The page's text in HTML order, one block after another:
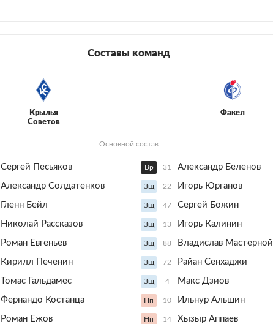
Составы команд
Крылья
Советов
Факел
Основной состав
Сергей Песьяков
Александр Солдатенков
Гленн Бейл
Николай Рассказов
Роман Евгеньев
Кирилл Печенин
Томас Гальдамес
Фернандо Костанца
Роман Ежов
Вр 31 Александр Беленов
Зщ 22 Игорь Юрганов
Зщ 47 Сергей Божин
Зщ 13 Игорь Калинин
Зщ 88 Владислав Мастерной
Зщ 72 Райан Сенхаджи
Зщ 4 Макс Дзиов
Нп 10 Ильнур Альшин
Нп 14 Хызыр Аппаев